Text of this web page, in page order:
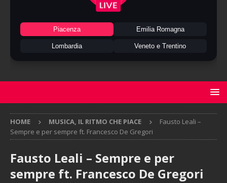
Piacenza Emilia Romagna
Lombardia Veneto e Trentino
HOME MUSICA, IL RITMO CHE PIACE
Fausto Leali –
Sempre e per sempre ft. Francesco De Gregori
Fausto Leali – Sempre e per
sempre ft. Francesco De Gregori